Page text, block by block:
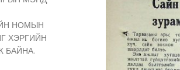
НОМЫН
ХЭРГИЙН
БАЙНА.